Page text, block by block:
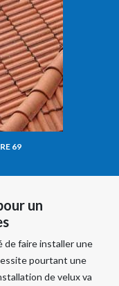
69
un
de faire installer une
pourtant une
de velux va